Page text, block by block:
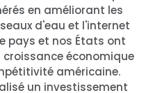
en améliorant les
d'eau et l'internet
pays et nos États ont
économique
américaine.
un investissement